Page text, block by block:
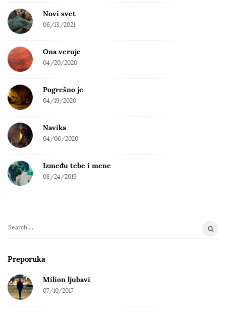
Novi svet
06/13/2021
Ona veruje
04/20/2020
Pogrešno je
04/19/2020
Navika
04/06/2020
Između tebe i mene
08/24/2019
S
a
c
h
Preporuka
Milion ljubavi
07/10/2017